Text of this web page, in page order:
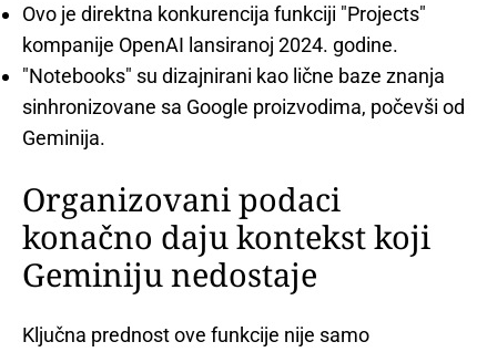
Ovo je direktna konkurencija funkciji "Projects"
kompanije OpenAI lansiranoj 2024. godine.
"Notebooks" su dizajnirani kao lične baze znanja
sinhronizovane sa Google proizvodima, počevši od
Geminija.
Organizovani podaci
konačno daju kontekst koji
Geminiju nedostaje
Ključna prednost ove funkcije nije samo